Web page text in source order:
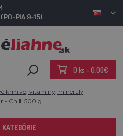
(PO-PIA 9-15)
0 ks - 0,00€
krmivo, vitamíny, minerály
- Chilli 500 g
KATEGÓRIE